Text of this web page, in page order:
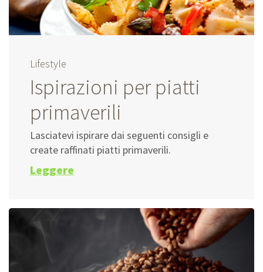
Lifestyle
Ispirazioni per piatti
primaverili
Lasciatevi ispirare dai seguenti consigli e
create raffinati piatti primaverili.
Leggere